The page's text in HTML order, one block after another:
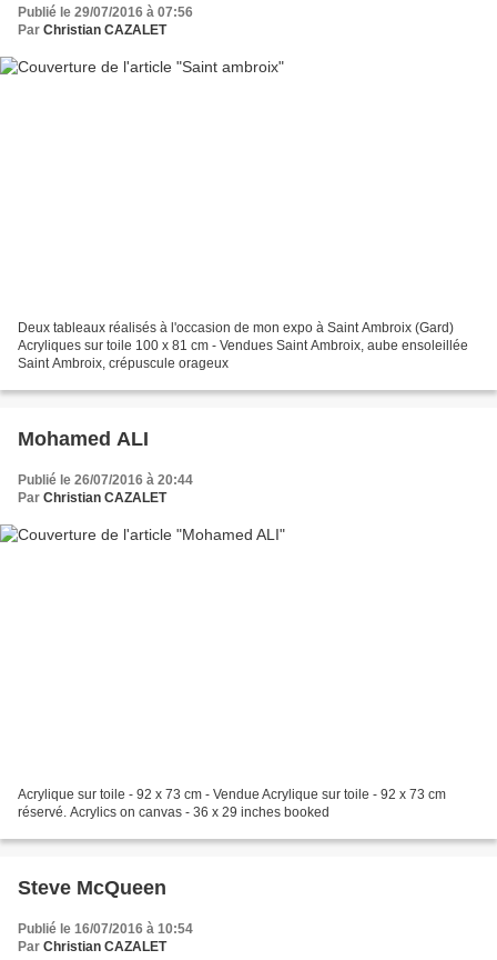
Publié le 29/07/2016 à 07:56
Par Christian CAZALET
Deux tableaux réalisés à l'occasion de mon expo à Saint Ambroix (Gard)
Acryliques sur toile 100 x 81 cm - Vendues Saint Ambroix, aube ensoleillée
Saint Ambroix, crépuscule orageux
Mohamed ALI
Publié le 26/07/2016 à 20:44
Par Christian CAZALET
Acrylique sur toile - 92 x 73 cm - Vendue Acrylique sur toile - 92 x 73 cm
réservé. Acrylics on canvas - 36 x 29 inches booked
Steve McQueen
Publié le 16/07/2016 à 10:54
Par Christian CAZALET